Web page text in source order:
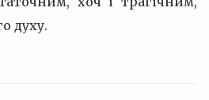
духу.